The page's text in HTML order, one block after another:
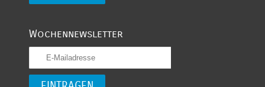
Wochennewsletter